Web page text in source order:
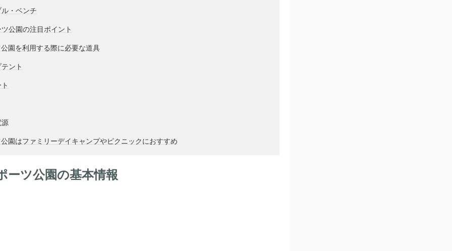
・ベンチ
公園の注目ポイント
園を利用する際に必要な道具
ント
園はファミリーデイキャンプやピクニックにおすすめ
ーツ公園の基本情報